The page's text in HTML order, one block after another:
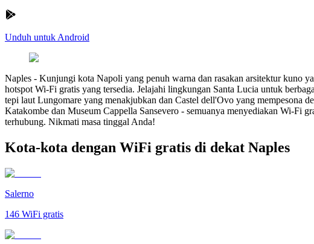
Unduh untuk Android
Naples - Kunjungi kota Napoli yang penuh warna dan rasakan arsitektur kuno
hotspot Wi-Fi gratis yang tersedia. Jelajahi lingkungan Santa Lucia untuk
tepi laut Lungomare yang menakjubkan dan Castel dell'Ovo yang mempesona
Katakombe dan Museum Cappella Sansevero - semuanya menyediakan Wi-Fi
terhubung. Nikmati masa tinggal Anda!
Kota-kota dengan WiFi gratis di dekat Naples
Salerno
146 WiFi gratis